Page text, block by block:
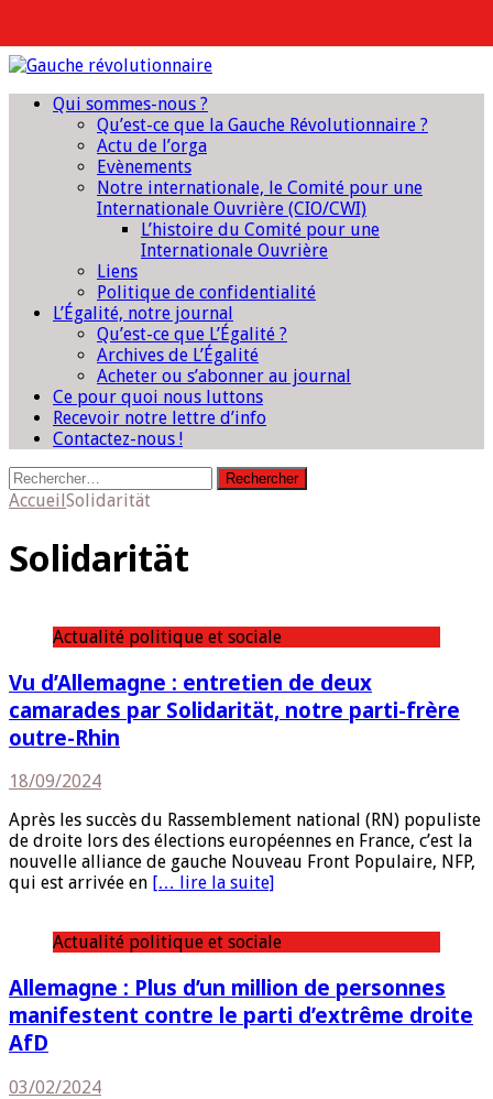
Qui sommes-nous ?
Qu’est-ce que la Gauche Révolutionnaire ?
Actu de l’orga
Evènements
Notre internationale, le Comité pour une
Internationale Ouvrière (CIO/CWI)
L’histoire du Comité pour une
Internationale Ouvrière
Liens
Politique de confidentialité
L’Égalité, notre journal
Qu’est-ce que L’Égalité ?
Archives de L’Égalité
Acheter ou s’abonner au journal
Ce pour quoi nous luttons
Recevoir notre lettre d’info
Contactez-nous !
Rechercher :
AccueilSolidarität
Solidarität
Actualité politique et sociale
Vu d’Allemagne : entretien de deux
camarades par Solidarität, notre parti-frère
outre-Rhin
18/09/2024
Après les succès du Rassemblement national (RN) populiste
de droite lors des élections européennes en France, c’est la
nouvelle alliance de gauche Nouveau Front Populaire, NFP,
qui est arrivée en [… lire la suite]
Actualité politique et sociale
Allemagne : Plus d’un million de personnes
manifestent contre le parti d’extrême droite
AfD
03/02/2024